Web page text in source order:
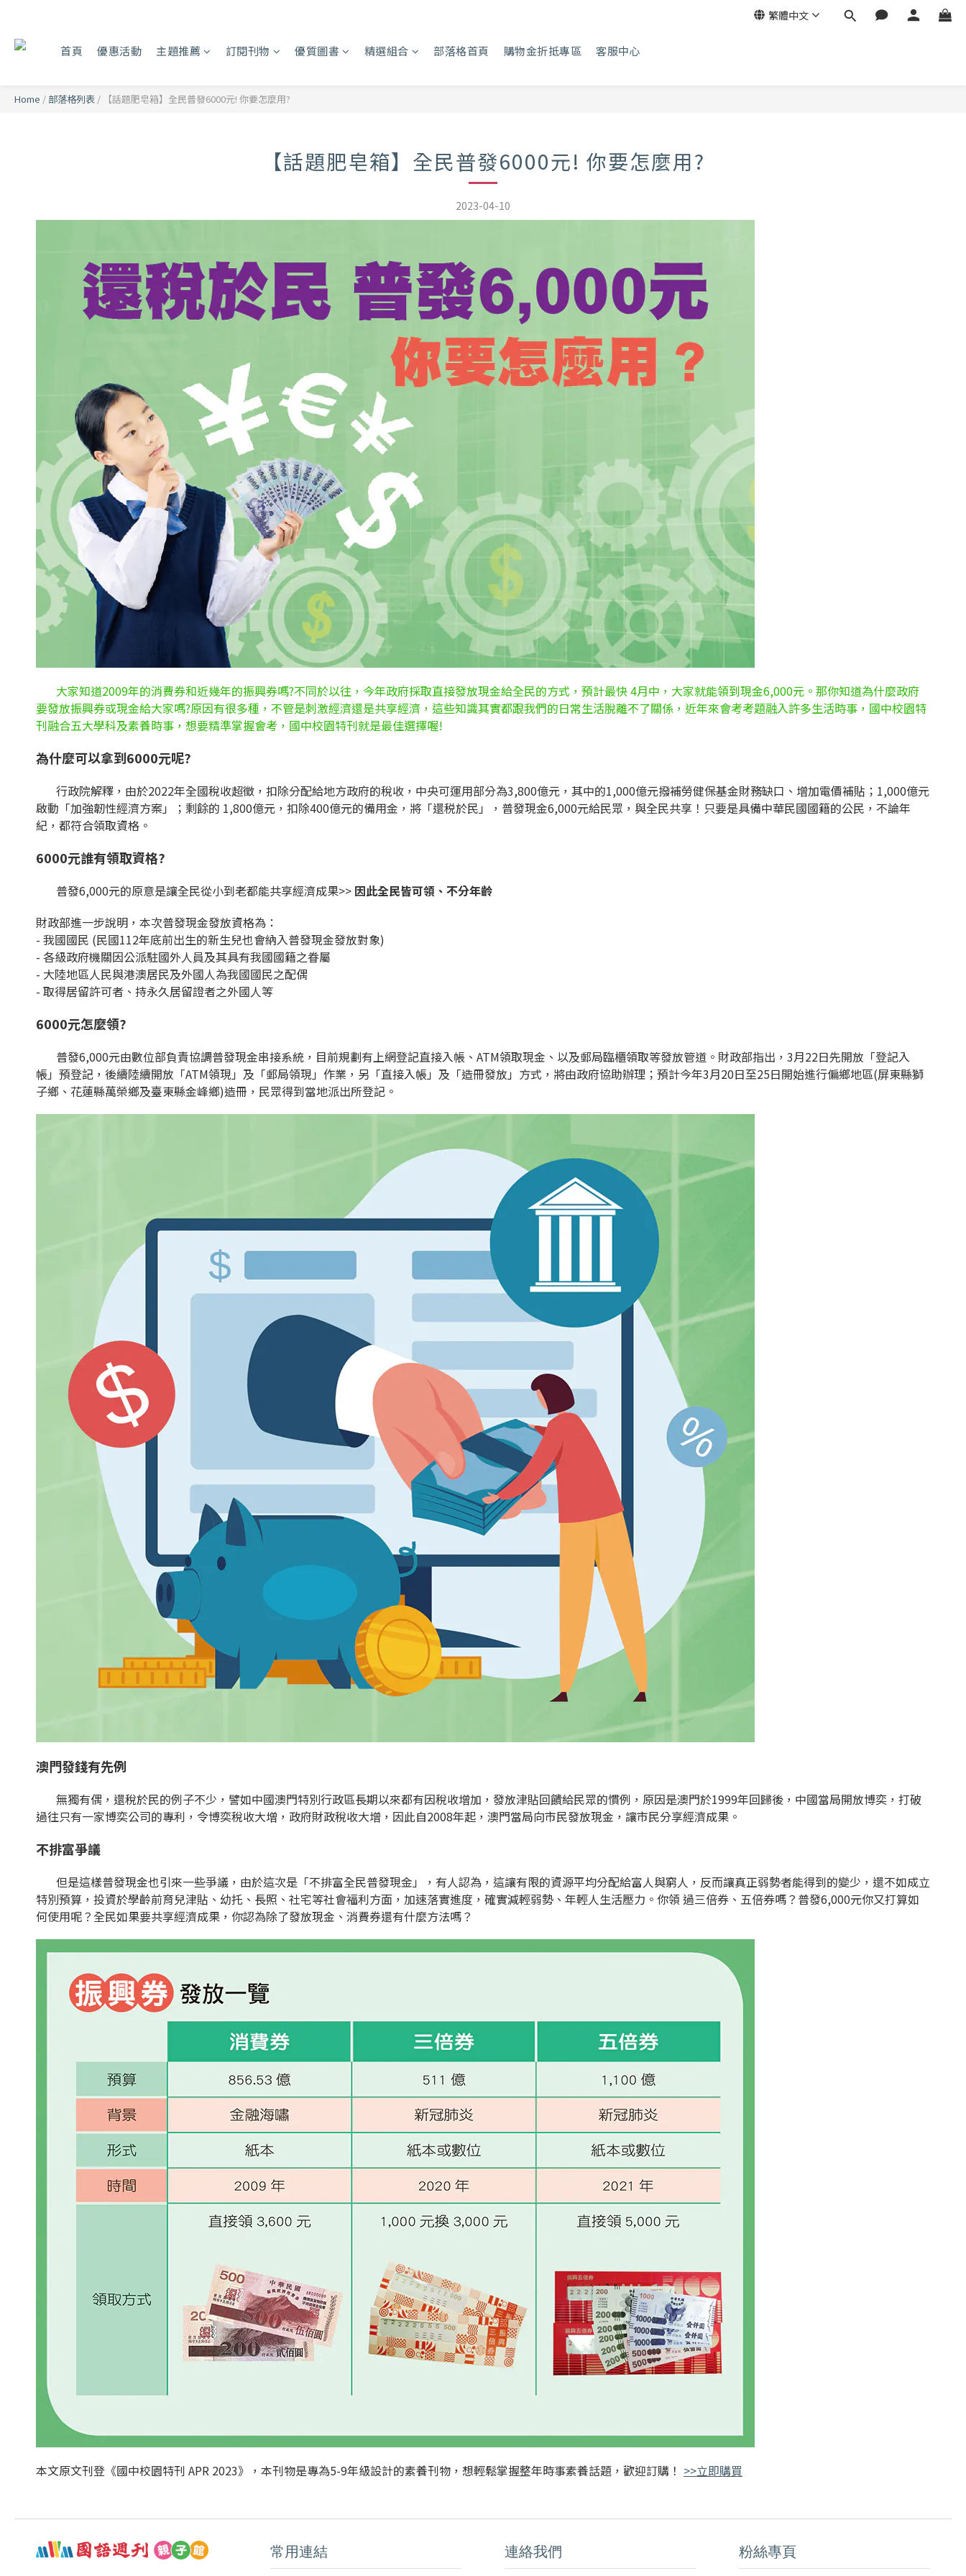
繁體中文
首頁 優惠活動 主題推薦 訂閱刊物 優質圖書 精選組合 部落格首頁 購物金折抵專區 客服中心
Home / 部落格列表 / 【話題肥皂箱】全民普發6000元! 你要怎麼用?
【話題肥皂箱】全民普發6000元! 你要怎麼用?
2023-04-10
大家知道2009年的消費券和近幾年的振興券嗎?不同於以往，今年政府採取直接發放現金給全民的方式，預計最快 4月中，大家就能領到現金6,000元。那你知道為什麼政府
要發放振興券或現金給大家嗎?原因有很多種，不管是刺激經濟還是共享經濟，這些知識其實都跟我們的日常生活脫離不了關係，近年來會考考題融入許多生活時事，國中校園特
刊融合五大學科及素養時事，想要精準掌握會考，國中校園特刊就是最佳選擇喔!
為什麼可以拿到6000元呢?
行政院解釋，由於2022年全國稅收超徵，扣除分配給地方政府的稅收，中央可運用部分為3,800億元，其中的1,000億元撥補勞健保基金財務缺口、增加電價補貼；1,000億元
啟動「加強韌性經濟方案」；剩餘的 1,800億元，扣除400億元的備用金，將「還税於民」，普發現金6,000元給民眾，與全民共享！只要是具備中華民國國籍的公民，不論年
紀，都符合領取資格。
6000元誰有領取資格?
普發6,000元的原意是讓全民從小到老都能共享經濟成果>> 因此全民皆可領、不分年齡
財政部進一步說明，本次普發現金發放資格為：
- 我國國民 (民國112年底前出生的新生兒也會納入普發現金發放對象)
- 各級政府機關因公派駐國外人員及其具有我國國籍之眷屬
- 大陸地區人民與港澳居民及外國人為我國國民之配偶
- 取得居留許可者、持永久居留證者之外國人等
6000元怎麼領?
普發6,000元由數位部負責協調普發現金串接系統，目前規劃有上網登記直接入帳、ATM領取現金、以及郵局臨櫃領取等發放管道。財政部指出，3月22日先開放「登記入
帳」預登記，後續陸續開放「ATM領現」及「郵局領現」作業，另「直接入帳」及「造冊發放」方式，將由政府協助辦理；預計今年3月20日至25日開始進行偏鄉地區(屏東縣獅
子鄉、花蓮縣萬榮鄉及臺東縣金峰鄉)造冊，民眾得到當地派出所登記。
澳門發錢有先例
無獨有偶，還稅於民的例子不少，譬如中國澳門特別行政區長期以來都有因稅收增加，發放津貼回饋給民眾的慣例，原因是澳門於1999年回歸後，中國當局開放博奕，打破
過往只有一家博奕公司的專利，令博奕稅收大增，政府財政稅收大增，因此自2008年起，澳門當局向市民發放現金，讓市民分享經濟成果。
不排富爭議
但是這樣普發現金也引來一些爭議，由於這次是「不排富全民普發現金」，有人認為，這讓有限的資源平均分配給富人與窮人，反而讓真正弱勢者能得到的變少，還不如成立
特別預算，投資於學齡前育兒津貼、幼托、長照、社宅等社會福利方面，加速落實進度，確實減輕弱勢、年輕人生活壓力。你領 過三倍券、五倍券嗎？普發6,000元你又打算如
何使用呢？全民如果要共享經濟成果，你認為除了發放現金、消費券還有什麼方法嗎？
本文原文刊登《國中校園特刊 APR 2023》，本刊物是專為5-9年級設計的素養刊物，想輕鬆掌握整年時事素養話題，歡迎訂購！ >>立即購買
常用連結 連絡我們 粉絲專頁